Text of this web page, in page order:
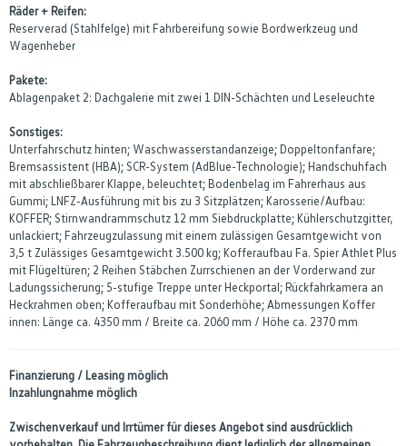
Räder + Reifen:
Reserverad (Stahlfelge) mit Fahrbereifung sowie Bordwerkzeug und
Wagenheber
Pakete:
Ablagenpaket 2: Dachgalerie mit zwei 1 DIN-Schächten und Leseleuchte
Sonstiges:
Unterfahrschutz hinten; Waschwasserstandanzeige; Doppeltonfanfare;
Bremsassistent (HBA); SCR-System (AdBlue-Technologie); Handschuhfach
mit abschließbarer Klappe, beleuchtet; Bodenbelag im Fahrerhaus aus
Gummi; LNFZ-Ausführung mit bis zu 3 Sitzplätzen; Karosserie/Aufbau:
KOFFER; Stirnwandrammschutz 12 mm Siebdruckplatte; Kühlerschutzgitter,
unlackiert; Fahrzeugzulassung mit einem zulässigen Gesamtgewicht von
3,5 t Zulässiges Gesamtgewicht 3.500 kg; Kofferaufbau Fa. Spier Athlet Plus
mit Flügeltüren; 2 Reihen Stäbchen Zurrschienen an der Vorderwand zur
Ladungssicherung; 5-stufige Treppe unter Heckportal; Rückfahrkamera an
Heckrahmen oben; Kofferaufbau mit Sonderhöhe; Abmessungen Koffer
innen: Länge ca. 4350 mm / Breite ca. 2060 mm / Höhe ca. 2370 mm
Finanzierung / Leasing möglich
Inzahlungnahme möglich
Zwischenverkauf und Irrtümer für dieses Angebot sind ausdrücklich